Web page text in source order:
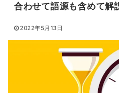
合わせて語源も含めて解
2022年5月13日